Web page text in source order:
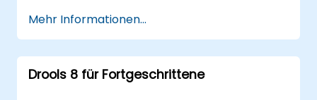
Drools nahtlos in
Unternehmensanwendungen und externe
Systeme integrieren.
Fundierte Versionskontroll- und
Mehr Informationen...
Drools 8 für Fortgeschrittene